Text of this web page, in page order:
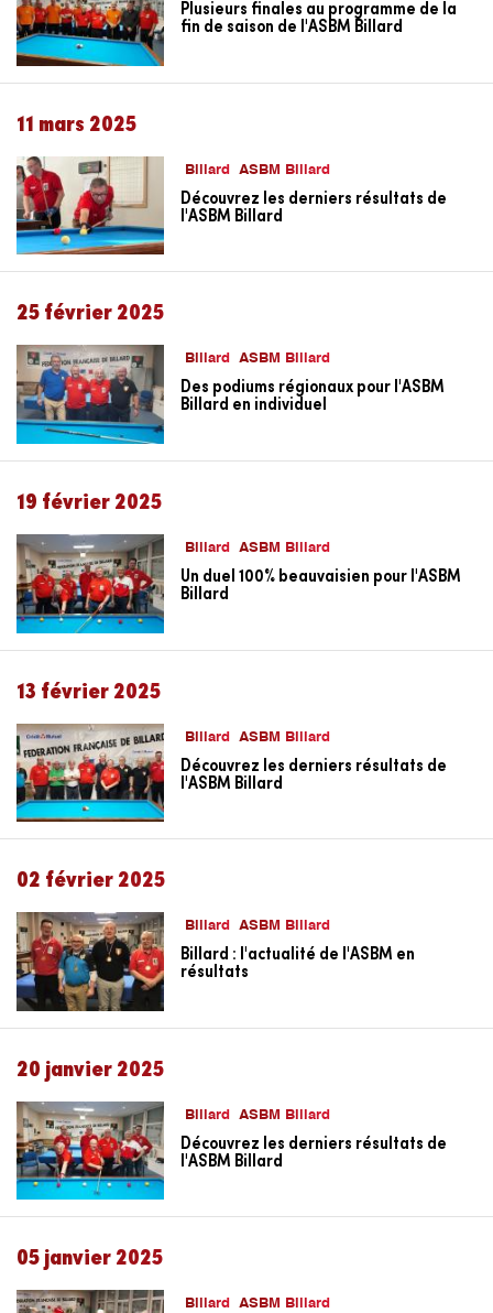
Plusieurs finales au programme de la
fin de saison de l'ASBM Billard
11 mars 2025
Billard ASBM Billard
Découvrez les derniers résultats de
l'ASBM Billard
25 février 2025
Billard ASBM Billard
Des podiums régionaux pour l'ASBM
Billard en individuel
19 février 2025
Billard ASBM Billard
Un duel 100% beauvaisien pour l'ASBM
Billard
13 février 2025
Billard ASBM Billard
Découvrez les derniers résultats de
l'ASBM Billard
02 février 2025
Billard ASBM Billard
Billard : l'actualité de l'ASBM en
résultats
20 janvier 2025
Billard ASBM Billard
Découvrez les derniers résultats de
l'ASBM Billard
05 janvier 2025
Billard ASBM Billard